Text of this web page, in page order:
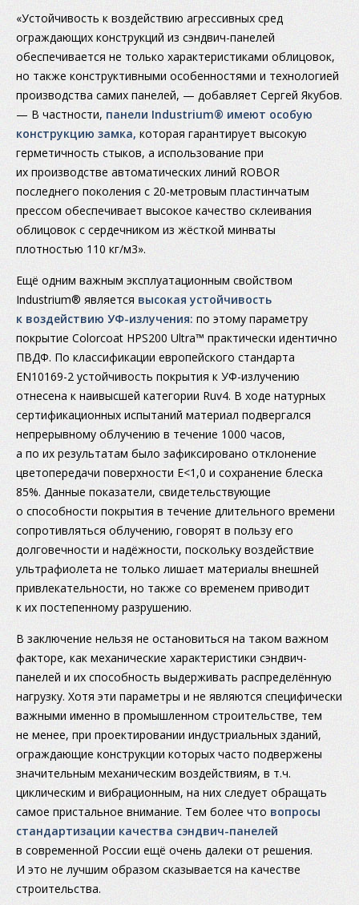
«Устойчивость к воздействию агрессивных сред
ограждающих конструкций из сэндвич-панелей
обеспечивается не только характеристиками облицовок,
но также конструктивными особенностями и технологией
производства самих панелей, — добавляет Сергей Якубов.
— В частности, панели Industrium® имеют особую
конструкцию замка, которая гарантирует высокую
герметичность стыков, а использование при
их производстве автоматических линий ROBOR
последнего поколения с 20-метровым пластинчатым
прессом обеспечивает высокое качество склеивания
облицовок с сердечником из жёсткой минваты
плотностью 110 кг/м3».
Ещё одним важным эксплуатационным свойством
Industrium® является высокая устойчивость
к воздействию УФ-излучения: по этому параметру
покрытие Colorcoat HPS200 Ultra™ практически идентично
ПВДФ. По классификации европейского стандарта
EN10169-2 устойчивость покрытия к УФ-излучению
отнесена к наивысшей категории Ruv4. В ходе натурных
сертификационных испытаний материал подвергался
непрерывному облучению в течение 1000 часов,
а по их результатам было зафиксировано отклонение
цветопередачи поверхности E<1,0 и сохранение блеска
85%. Данные показатели, свидетельствующие
о способности покрытия в течение длительного времени
сопротивляться облучению, говорят в пользу его
долговечности и надёжности, поскольку воздействие
ультрафиолета не только лишает материалы внешней
привлекательности, но также со временем приводит
к их постепенному разрушению.
В заключение нельзя не остановиться на таком важном
факторе, как механические характеристики сэндвич-
панелей и их способность выдерживать распределённую
нагрузку. Хотя эти параметры и не являются специфически
важными именно в промышленном строительстве, тем
не менее, при проектировании индустриальных зданий,
ограждающие конструкции которых часто подвержены
значительным механическим воздействиям, в т.ч.
циклическим и вибрационным, на них следует обращать
самое пристальное внимание. Тем более что вопросы
стандартизации качества сэндвич-панелей
в современной России ещё очень далеки от решения.
И это не лучшим образом сказывается на качестве
строительства.